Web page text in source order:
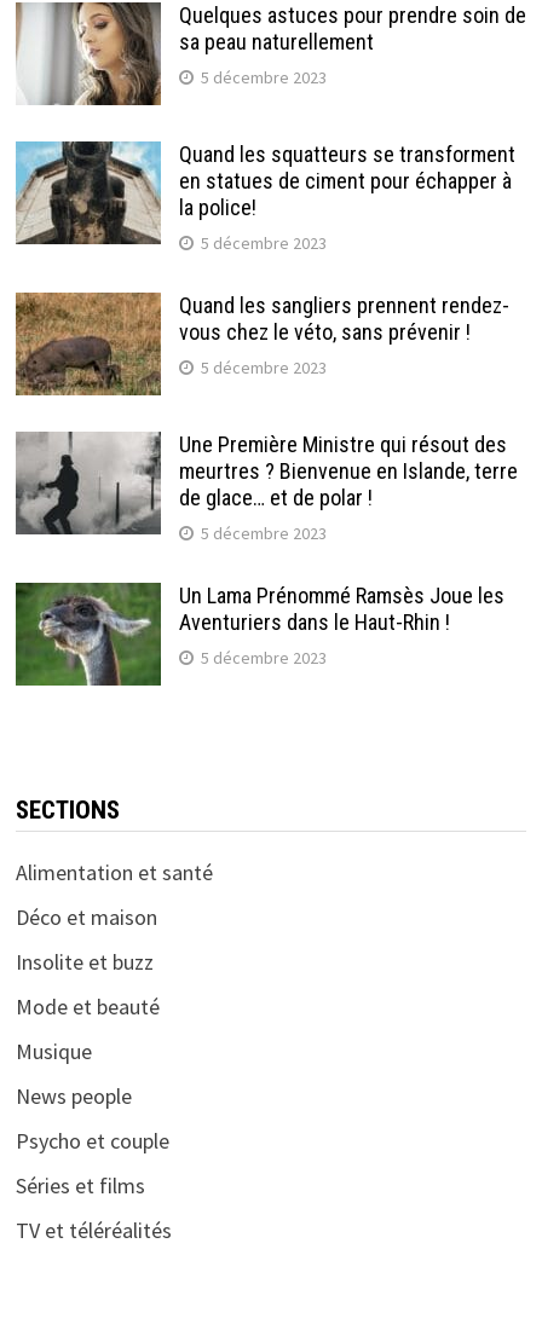
Quelques astuces pour prendre soin de
sa peau naturellement
5 décembre 2023
Quand les squatteurs se transforment
en statues de ciment pour échapper à
la police!
5 décembre 2023
Quand les sangliers prennent rendez-
vous chez le véto, sans prévenir !
5 décembre 2023
Une Première Ministre qui résout des
meurtres ? Bienvenue en Islande, terre
de glace… et de polar !
5 décembre 2023
Un Lama Prénommé Ramsès Joue les
Aventuriers dans le Haut-Rhin !
5 décembre 2023
SECTIONS
Alimentation et santé
Déco et maison
Insolite et buzz
Mode et beauté
Musique
News people
Psycho et couple
Séries et films
TV et téléréalités